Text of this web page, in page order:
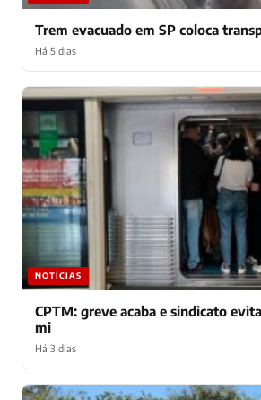
Trem evacuado em SP coloca
Há 5 dias
NOTÍCIAS
CPTM: greve acaba e sindicato
mi
Há 3 dias